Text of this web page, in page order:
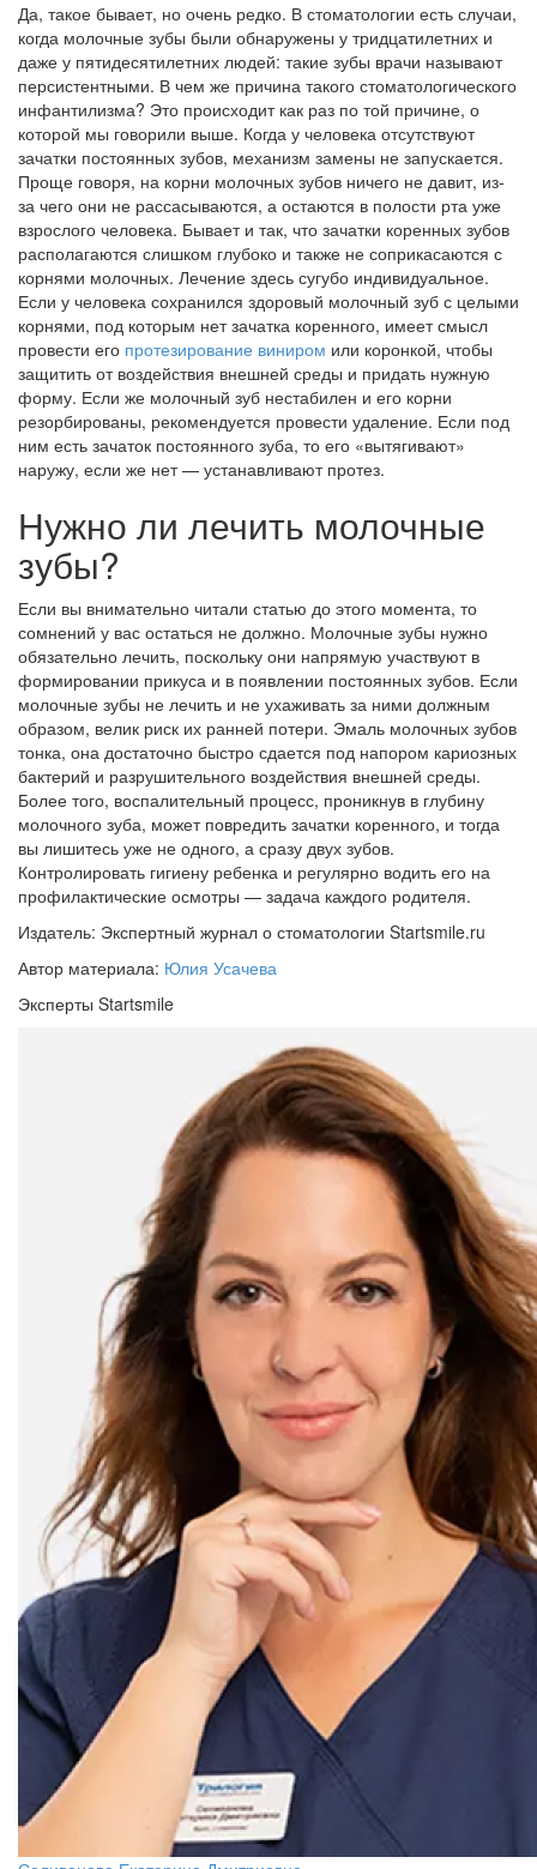
Да, такое бывает, но очень редко. В стоматологии есть случаи,
когда молочные зубы были обнаружены у тридцатилетних и
даже у пятидесятилетних людей: такие зубы врачи называют
персистентными. В чем же причина такого стоматологического
инфантилизма? Это происходит как раз по той причине, о
которой мы говорили выше. Когда у человека отсутствуют
зачатки постоянных зубов, механизм замены не запускается.
Проще говоря, на корни молочных зубов ничего не давит, из-
за чего они не рассасываются, а остаются в полости рта уже
взрослого человека. Бывает и так, что зачатки коренных зубов
располагаются слишком глубоко и также не соприкасаются с
корнями молочных. Лечение здесь сугубо индивидуальное.
Если у человека сохранился здоровый молочный зуб с целыми
корнями, под которым нет зачатка коренного, имеет смысл
провести его протезирование виниром или коронкой, чтобы
защитить от воздействия внешней среды и придать нужную
форму. Если же молочный зуб нестабилен и его корни
резорбированы, рекомендуется провести удаление. Если под
ним есть зачаток постоянного зуба, то его «вытягивают»
наружу, если же нет — устанавливают протез.
Нужно ли лечить молочные
зубы?
Если вы внимательно читали статью до этого момента, то
сомнений у вас остаться не должно. Молочные зубы нужно
обязательно лечить, поскольку они напрямую участвуют в
формировании прикуса и в появлении постоянных зубов. Если
молочные зубы не лечить и не ухаживать за ними должным
образом, велик риск их ранней потери. Эмаль молочных зубов
тонка, она достаточно быстро сдается под напором кариозных
бактерий и разрушительного воздействия внешней среды.
Более того, воспалительный процесс, проникнув в глубину
молочного зуба, может повредить зачатки коренного, и тогда
вы лишитесь уже не одного, а сразу двух зубов.
Контролировать гигиену ребенка и регулярно водить его на
профилактические осмотры — задача каждого родителя.
Издатель: Экспертный журнал о стоматологии Startsmile.ru
Автор материала: Юлия Усачева
Эксперты Startsmile